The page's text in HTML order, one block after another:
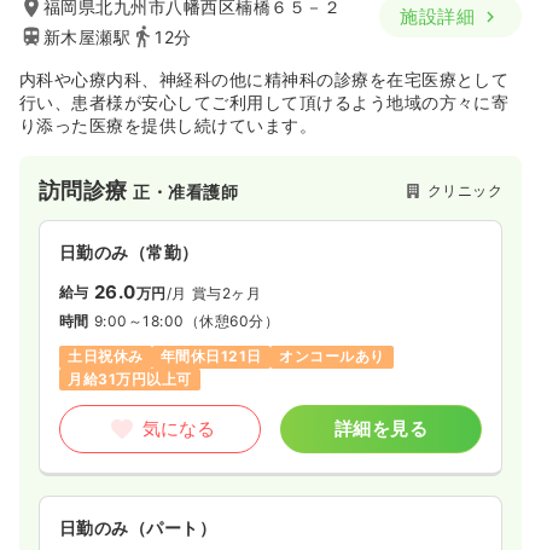
福岡県北九州市八幡西区楠橋６５－２
新木屋瀬駅
12分
施設詳細
内科や心療内科、神経科の他に精神科の診療を在宅医療として
行い、患者様が安心してご利用して頂けるよう地域の方々に寄
り添った医療を提供し続けています。
訪問診療正・准看護師 クリニック
日勤のみ（常勤）
給与 26.0万円/月 賞与2ヶ月
時間 9:00～18:00 （休憩60分）
土日祝休み
年間休日121日
オンコールあり
月給31万円以上可
気になる 詳細を見る
日勤のみ（パート）